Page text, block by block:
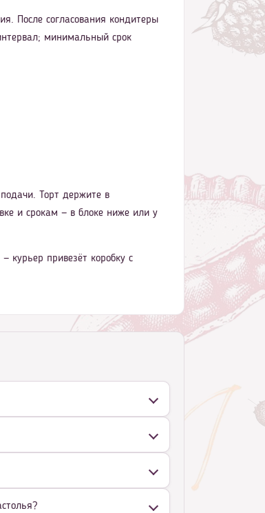
После согласования кондитеры
минимальный срок
Торт держите в
и срокам — в блоке ниже или у
курьер привезёт коробку с